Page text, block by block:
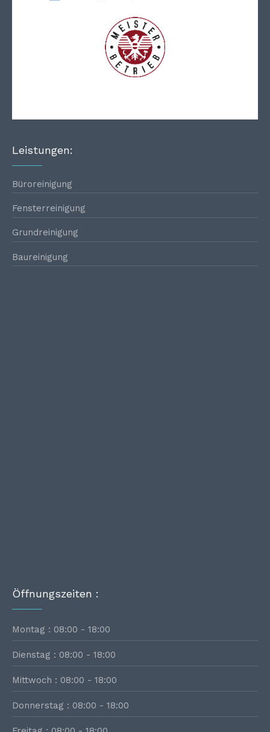
Leistungen:
Büroreinigung
Fensterreinigung
Grundreinigung
Baureinigung
Öffnungszeiten :
Montag : 08:00 - 18:00
Dienstag : 08:00 - 18:00
Mittwoch : 08:00 - 18:00
Donnerstag : 08:00 - 18:00